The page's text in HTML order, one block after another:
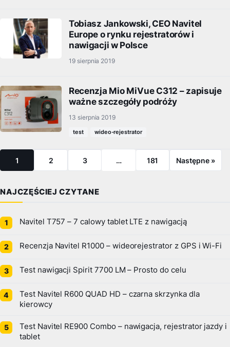
Tobiasz Jankowski, CEO Navitel
Europe o rynku rejestratorów i
nawigacji w Polsce
19 sierpnia 2019
Recenzja Mio MiVue C312 – zapisuje
ważne szczegóły podróży
13 sierpnia 2019
test wideo-rejestrator
1 2 3 … 181 Następne »
NAJCZĘŚCIEJ CZYTANE
Navitel T757 – 7 calowy tablet LTE z nawigacją
Recenzja Navitel R1000 – wideorejestrator z GPS i Wi-Fi
Test nawigacji Spirit 7700 LM – Prosto do celu
Test Navitel R600 QUAD HD – czarna skrzynka dla
kierowcy
Test Navitel RE900 Combo – nawigacja, rejestrator jazdy i
tablet